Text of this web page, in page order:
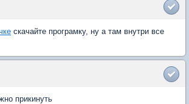
скачайте програмку, ну а там внутри все
прикинуть